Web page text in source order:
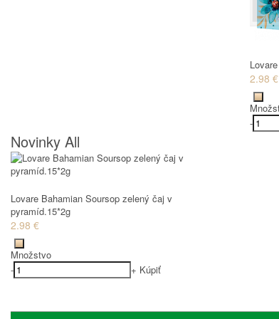
2.98 €
-
Novinky All
Lovare Bahamian Soursop zelený čaj v
pyramíd.15*2g
2.98 €
Množstvo
-
+ Kúpiť